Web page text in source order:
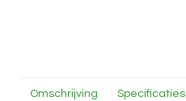
Omschrijving Specificaties